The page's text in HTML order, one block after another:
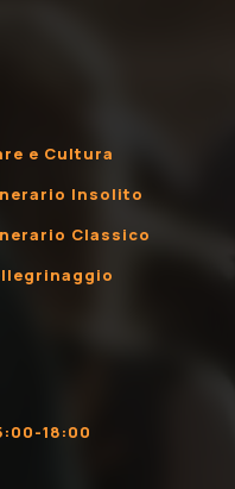
e Cultura
Insolito
Classico
18:00